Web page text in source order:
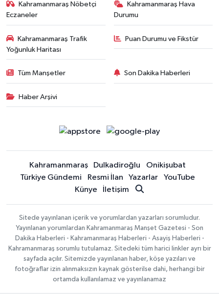
Kahramanmaraş Nöbetçi
Eczaneler
Kahramanmaraş Hava
Durumu
Kahramanmaraş Trafik
Yoğunluk Haritası
Puan Durumu ve Fikstür
Tüm Manşetler Son Dakika Haberleri
Haber Arşivi
Kahramanmaraş Dulkadiroğlu
Onikişubat
Türkiye Gündemi
Resmi İlan Yazarlar
YouTube
Künye
İletişim
Sitede yayınlanan içerik ve yorumlardan yazarları sorumludur.
Yayınlanan yorumlardan Kahramanmaraş Manşet Gazetesi - Son
Dakika Haberleri - Kahramanmaraş Haberleri - Asayiş Haberleri -
Kahramanmaraş sorumlu tutulamaz. Sitedeki tüm harici linkler ayrı bir
sayfada açılır. Sitemizde yayınlanan haber, köşe yazıları ve
fotoğraflar izin alınmaksızın kaynak gösterilse dahi, herhangi bir
ortamda kullanılamaz ve yayınlanamaz